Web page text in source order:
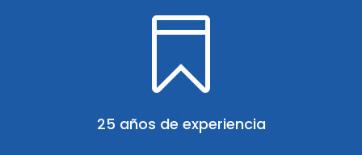

25 años de experiencia